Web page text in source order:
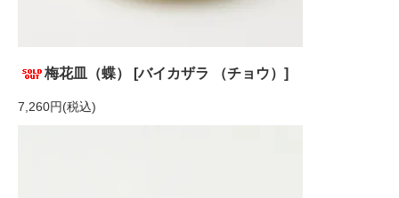
梅花皿（蝶） [バイカザラ （チョウ）]
7,260円(税込)